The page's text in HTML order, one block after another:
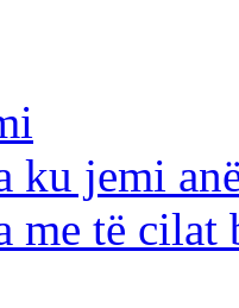
ku jemi
me të cilat